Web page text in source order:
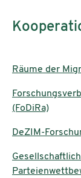
Räume der
(FoDiRa)
DeZIM-